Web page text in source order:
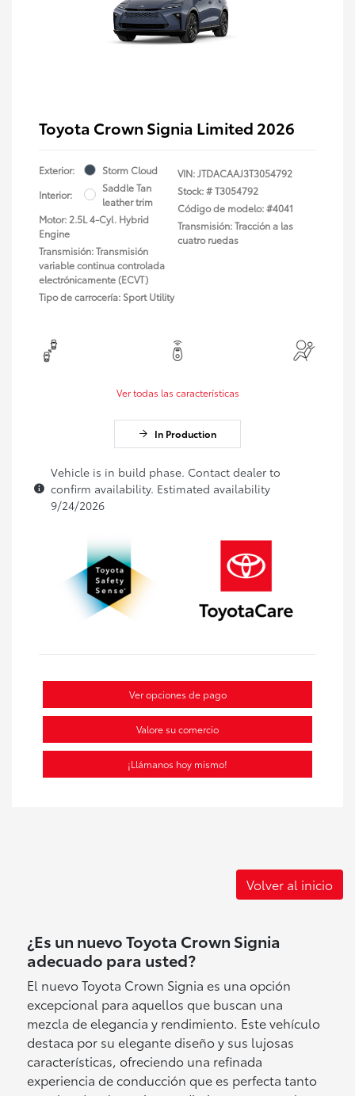
Toyota Crown Signia Limited 2026
Exterior:
Storm Cloud
Interior:
Saddle Tan
leather trim
Motor: 2.5L 4-Cyl. Hybrid
Engine
Transmisión: Transmisión
variable continua controlada
electrónicamente (ECVT)
Tipo de carrocería: Sport Utility
VIN:JTDACAAJ3T3054792
Stock: #T3054792
Código de modelo: #4041
Transmisión: Tracción a las
cuatro ruedas
Ver todas las características
In Production
Vehicle is in build phase. Contact dealer to
confirm availability. Estimated availability
9/24/2026
Ver opciones de pago
Valore su comercio
¡Llámanos hoy mismo!
Volver al inicio
¿Es un nuevo Toyota Crown Signia
adecuado para usted?
El nuevo Toyota Crown Signia es una opción
excepcional para aquellos que buscan una
mezcla de elegancia y rendimiento. Este vehículo
destaca por su elegante diseño y sus lujosas
características, ofreciendo una refinada
experiencia de conducción que es perfecta tanto